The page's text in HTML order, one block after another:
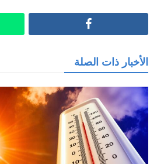
الأخبار ذات الصلة